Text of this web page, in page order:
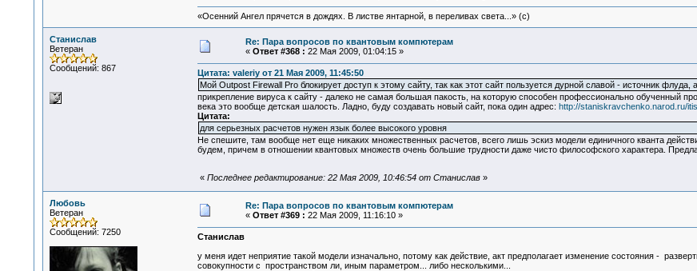
«Осенний Ангел прячется в дождях. В листве янтарной, в переливах света...» (c)
Станислав
Ветеран
Сообщений: 867
Re: Пара вопросов по квантовым компютерам
« Ответ #368 : 22 Мая 2009, 01:04:15 »
Цитата: valeriy от 21 Мая 2009, 11:45:50
Мой Outpost Firewall Pro блокирует доступ к этому сайту, так как этот сайт пользуется дурной славой - источник флуда,
прикрепление вируса к сайту - далеко не самая большая пакость, на которую способен профессионально обученный
века это вообще детская шалость. Ладно, буду создавать новый сайт, пока один адрес: http://staniskravchenko.narod.ru/
Цитата:
для серьезных расчетов нужен язык более высокого уровня
Не спешите, там вообще нет еще никаких множественных расчетов, всего лишь эскиз модели единичного кванта
будем, причем в отношении квантовых множеств очень большие трудности даже чисто философского характера.
« Последнее редактирование: 22 Мая 2009, 10:46:54 от Станислав»
Любовь
Ветеран
Сообщений: 7250
Re: Пара вопросов по квантовым компютерам
« Ответ #369 : 22 Мая 2009, 11:16:10 »
Станислав
у меня идет неприятие такой модели изначально, потому как действие, акт предполагает изменение состояния -
совокупности с пространством ли, иным параметром... либо несколькими...